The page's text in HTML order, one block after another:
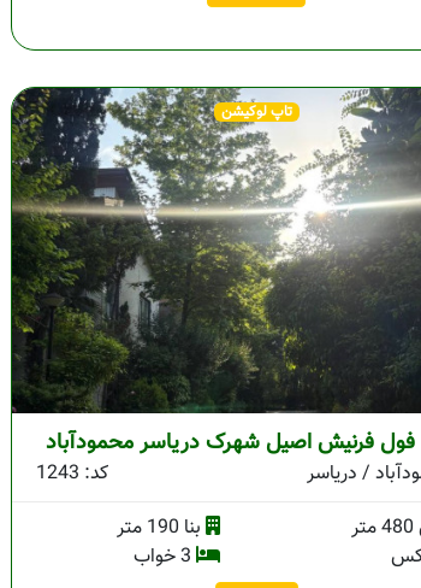
تاپ لوکیشن
فول فرنیش اصیل شهرک دریاسر محمودآباد
/ دریاسر
کد: 1243
بنا 190 متر
3 خواب